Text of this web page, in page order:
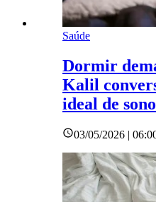
Saúde
Dormir
Kalil
ideal de sono
03/05/2026 |